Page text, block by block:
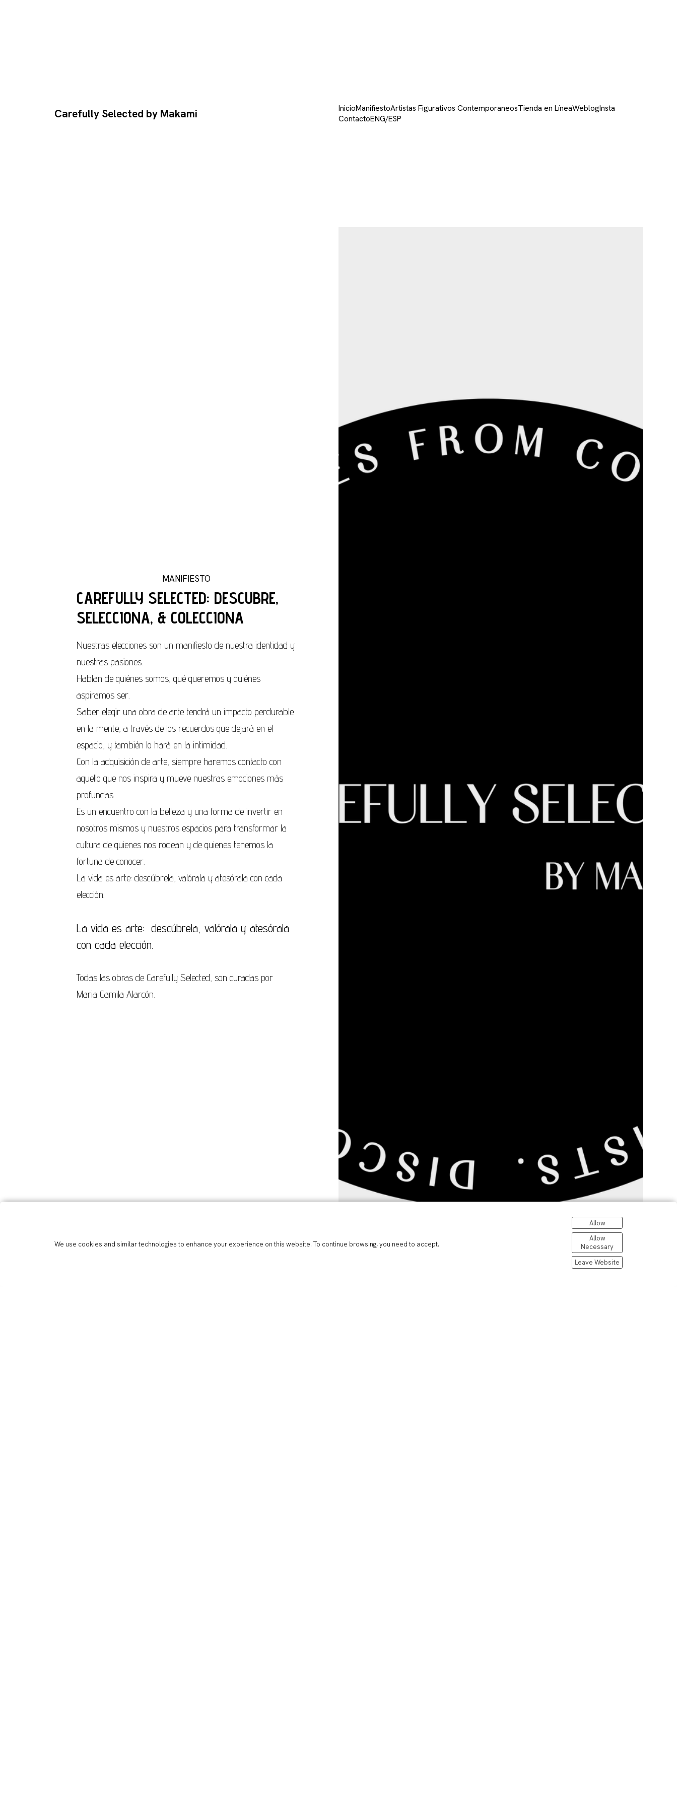
Carefully Selected by Makami InicioManifiestoArtistas Figurativos ContemporaneosTienda en LíneaWeblogInsta
ContactoENG/ESP
MANIFIESTO
CAREFULLY SELECTED: DESCUBRE,
SELECCIONA, & COLECCIONA
Nuestras elecciones son un manifiesto de nuestra identidad y
nuestras pasiones.
Hablan de quiénes somos, qué queremos y quiénes
aspiramos ser.
Saber elegir una obra de arte tendrá un impacto perdurable
en la mente, a través de los recuerdos que dejará en el
espacio, y también lo hará en la intimidad.
Con la adquisición de arte, siempre haremos contacto con
aquello que nos inspira y mueve nuestras emociones más
profundas.
Es un encuentro con la belleza y una forma de invertir en
nosotros mismos y nuestros espacios para transformar la
cultura de quienes nos rodean y de quienes tenemos la
fortuna de conocer.
La vida es arte: descúbrela, valórala y atesórala con cada
elección.
La vida es arte: descúbrela, valórala y atesórala
con cada elección.
Todas las obras de Carefully Selected, son curadas por
Maria Camila Alarcón.
We use cookies and similar technologies to enhance your experience on this website. To continue browsing, you need to accept.
Allow
Allow
Necessary
Leave Website